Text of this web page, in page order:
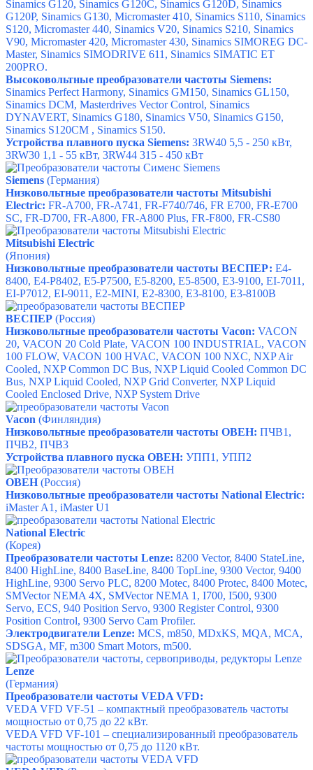
Sinamics G120, Sinamics G120C, Sinamics G120D, Sinamics
G120P, Sinamics G130, Micromaster 410, Sinamics S110, Sinamics
S120, Micromaster 440, Sinamics V20, Sinamics S210, Sinamics
V90, Micromaster 420, Micromaster 430, Sinamics SIMOREG DC-
Master, Sinamics SIMODRIVE 611, Sinamics SIMATIC ET
200PRO.
Высоковольтные преобразователи частоты Siemens:
Sinamics Perfect Harmony, Sinamics GM150, Sinamics GL150,
Sinamics DCM, Masterdrives Vector Control, Sinamics
DYNAVERT, Sinamics G180, Sinamics V50, Sinamics G150,
Sinamics S120CM , Sinamics S150.
Устройства плавного пуска Siemens: 3RW40 5,5 - 250 кВт,
3RW30 1,1 - 55 кВт, 3RW44 315 - 450 кВт
Siemens (Германия)
Низковольтные преобразователи частоты Mitsubishi
Electric: FR-А700, FR-А741, FR-F740/746, FR E700, FR-E700
SC, FR-D700, FR-A800, FR-A800 Plus, FR-F800, FR-CS80
Mitsubishi Electric
(Япония)
Низковольтные преобразователи частоты ВЕСПЕР: E4-
8400, E4-P8402, E5-P7500, E5-8200, E5-8500, E3-9100, EI-7011,
EI-P7012, EI-9011, E2-MINI, E2-8300, E3-8100, E3-8100B
ВЕСПЕР (Россия)
Низковольтные преобразователи частоты Vacon: VACON
20, VACON 20 Cold Plate, VACON 100 INDUSTRIAL, VACON
100 FLOW, VACON 100 HVAC, VACON 100 NXC, NXP Air
Cooled, NXP Common DC Bus, NXP Liquid Cooled Common DC
Bus, NXP Liquid Cooled, NXP Grid Converter, NXP Liquid
Cooled Enclosed Drive, NXP System Drive
Vacon (Финляндия)
Низковольтные преобразователи частоты ОВЕН: ПЧВ1,
ПЧВ2, ПЧВ3
Устройства плавного пуска ОВЕН: УПП1, УПП2
ОВЕН(Россия)
Низковольтные преобразователи частоты National Electric:
iMaster A1, iMaster U1
National Electric
(Корея)
Преобразователи частоты Lenze: 8200 Vector, 8400 StateLine,
8400 HighLine, 8400 BaseLine, 8400 TopLine, 9300 Vector, 9400
HighLine, 9300 Servo PLC, 8200 Motec, 8400 Protec, 8400 Motec,
SMVector NEMA 4X, SMVector NEMA 1, I700, I500, 9300
Servo, ECS, 940 Position Servo, 9300 Register Control, 9300
Position Control, 9300 Servo Cam Profiler.
Электродвигатели Lenze: MCS, m850, MDxKS, MQA, MCA,
SDSGA, MF, m300 Smart Motors, m500.
Lenze
(Германия)
Преобразователи частоты VEDA VFD:
VEDA VFD VF-51 – компактный преобразователь частоты
мощностью от 0,75 до 22 кВт.
VEDA VFD VF-101 – специализированный преобразователь
частоты мощностью от 0,75 до 1120 кВт.